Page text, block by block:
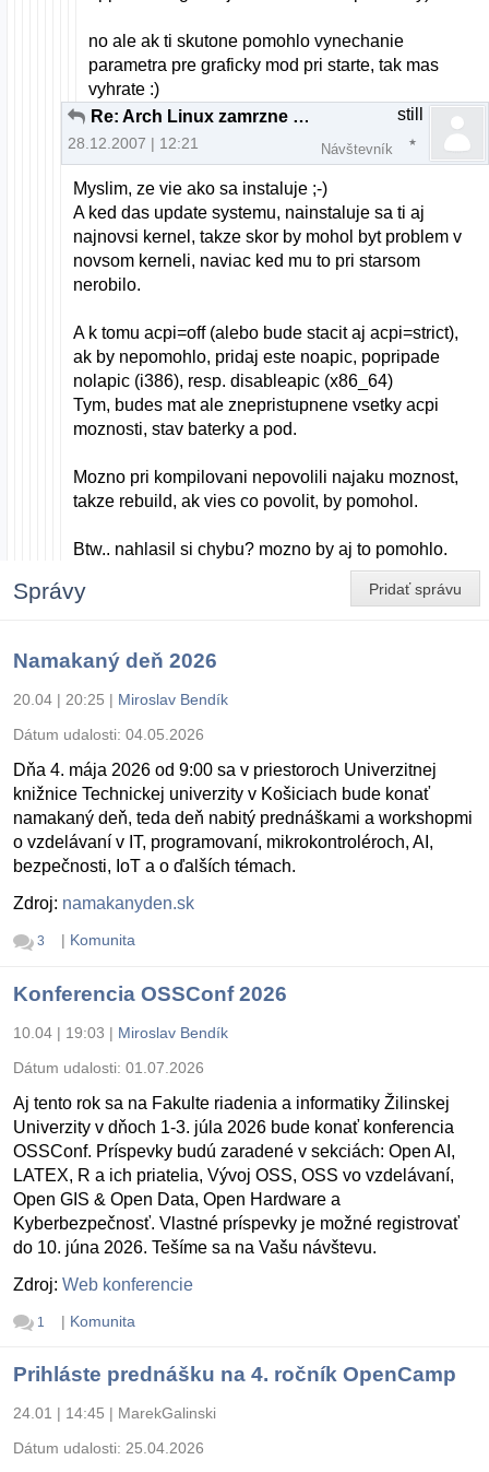
no ale ak ti skutone pomohlo vynechanie
parametra pre graficky mod pri starte, tak mas
vyhrate :)
Re: Arch Linux zamrzne pri boote
28.12.2007 | 12:21
still
Návštevník
Myslim, ze vie ako sa instaluje ;-)
A ked das update systemu, nainstaluje sa ti aj
najnovsi kernel, takze skor by mohol byt problem v
novsom kerneli, naviac ked mu to pri starsom
nerobilo.
A k tomu acpi=off (alebo bude stacit aj acpi=strict),
ak by nepomohlo, pridaj este noapic, popripade
nolapic (i386), resp. disableapic (x86_64)
Tym, budes mat ale znepristupnene vsetky acpi
moznosti, stav baterky a pod.
Mozno pri kompilovani nepovolili najaku moznost,
takze rebuild, ak vies co povolit, by pomohol.
Btw.. nahlasil si chybu? mozno by aj to pomohlo.
Pridať správu
Správy
Namakaný deň 2026
20.04 | 20:25 | Miroslav Bendík
Dátum udalosti: 04.05.2026
Dňa 4. mája 2026 od 9:00 sa v priestoroch Univerzitnej
knižnice Technickej univerzity v Košiciach bude konať
namakaný deň, teda deň nabitý prednáškami a workshopmi
o vzdelávaní v IT, programovaní, mikrokontroléroch, AI,
bezpečnosti, IoT a o ďalších témach.
Zdroj: namakanyden.sk
3 | Komunita
Konferencia OSSConf 2026
10.04 | 19:03 | Miroslav Bendík
Dátum udalosti: 01.07.2026
Aj tento rok sa na Fakulte riadenia a informatiky Žilinskej
Univerzity v dňoch 1-3. júla 2026 bude konať konferencia
OSSConf. Príspevky budú zaradené v sekciách: Open AI,
LATEX, R a ich priatelia, Vývoj OSS, OSS vo vzdelávaní,
Open GIS & Open Data, Open Hardware a
Kyberbezpečnosť. Vlastné príspevky je možné registrovať
do 10. júna 2026. Tešíme sa na Vašu návštevu.
Zdroj: Web konferencie
1 | Komunita
Prihláste prednášku na 4. ročník OpenCamp
24.01 | 14:45 | MarekGalinski
Dátum udalosti: 25.04.2026